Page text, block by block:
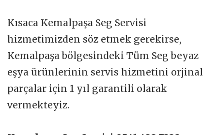
Kısaca Kemalpaşa Seg Servisi
hizmetimizden söz etmek gerekirse,
Kemalpaşa bölgesindeki Tüm Seg beyaz
eşya ürünlerinin servis hizmetini orjinal
parçalar için 1 yıl garantili olarak
vermekteyiz.